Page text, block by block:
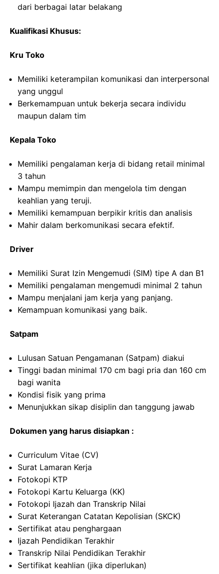
dari berbagai latar belakang
Kualifikasi Khusus:
Kru Toko
Memiliki keterampilan komunikasi dan interpersonal
yang unggul
Berkemampuan untuk bekerja secara individu
maupun dalam tim
Kepala Toko
Memiliki pengalaman kerja di bidang retail minimal
3 tahun
Mampu memimpin dan mengelola tim dengan
keahlian yang teruji.
Memiliki kemampuan berpikir kritis dan analisis
Mahir dalam berkomunikasi secara efektif.
Driver
Memiliki Surat Izin Mengemudi (SIM) tipe A dan B1
Memiliki pengalaman mengemudi minimal 2 tahun
Mampu menjalani jam kerja yang panjang.
Kemampuan komunikasi yang baik.
Satpam
Lulusan Satuan Pengamanan (Satpam) diakui
Tinggi badan minimal 170 cm bagi pria dan 160 cm
bagi wanita
Kondisi fisik yang prima
Menunjukkan sikap disiplin dan tanggung jawab
Dokumen yang harus disiapkan :
Curriculum Vitae (CV)
Surat Lamaran Kerja
Fotokopi KTP
Fotokopi Kartu Keluarga (KK)
Fotokopi Ijazah dan Transkrip Nilai
Surat Keterangan Catatan Kepolisian (SKCK)
Sertifikat atau penghargaan
Ijazah Pendidikan Terakhir
Transkrip Nilai Pendidikan Terakhir
Sertifikat keahlian (jika diperlukan)